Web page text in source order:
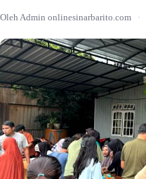
Oleh Admin onlinesinarbarito.com ·